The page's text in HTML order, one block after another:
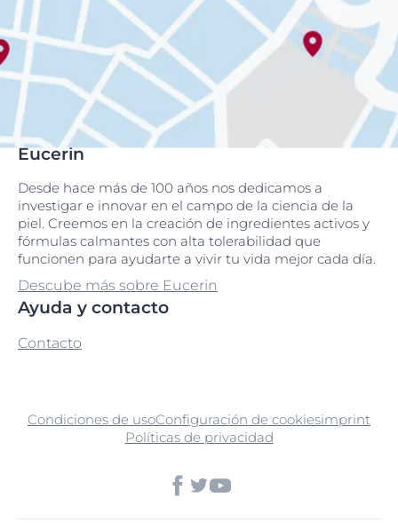
Eucerin
Desde hace más de 100 años nos dedicamos a
investigar e innovar en el campo de la ciencia de la
piel. Creemos en la creación de ingredientes activos y
fórmulas calmantes con alta tolerabilidad que
funcionen para ayudarte a vivir tu vida mejor cada día.
Descube más sobre Eucerin
Ayuda y contacto
Contacto
Condiciones de usoConfiguración de cookiesimprint
Políticas de privacidad